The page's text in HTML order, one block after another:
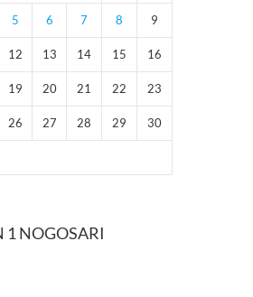
5 6 7 8 9
12 13 14 15 16
19 20 21 22 23
26 27 28 29 30
1 NOGOSARI